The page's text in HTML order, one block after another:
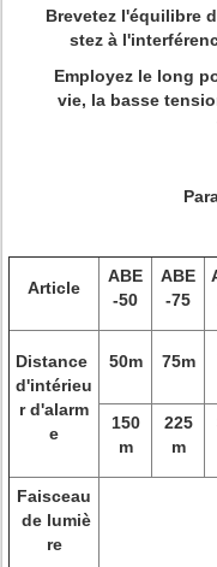
Brevetez l'équilibre
stez à
Employez le long
vie, la basse
Article
ABE
-50
ABE
-75
Distance
d'intérieu
r d'alarm
e
50m 75m
150
m
225
m
Faisceau
de lumiè
re